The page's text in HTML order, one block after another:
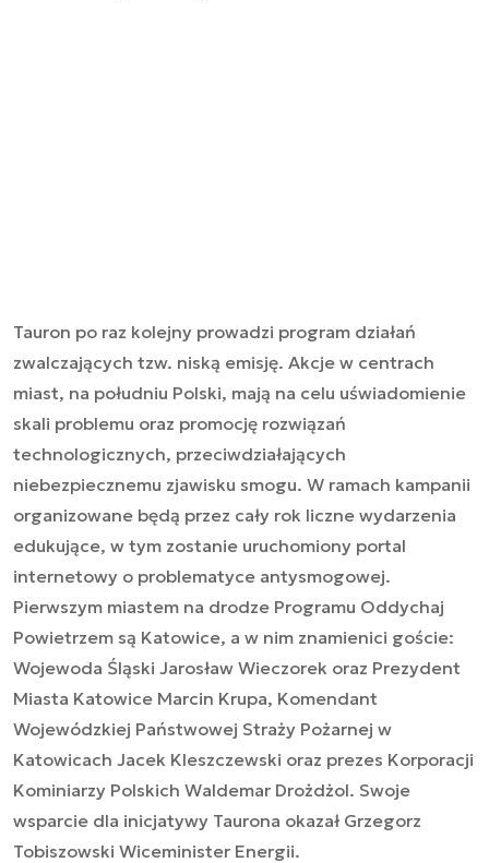
Tauron po raz kolejny prowadzi program działań
zwalczających tzw. niską emisję. Akcje w centrach
miast, na południu Polski, mają na celu uświadomienie
skali problemu oraz promocję rozwiązań
technologicznych, przeciwdziałających
niebezpiecznemu zjawisku smogu. W ramach kampanii
organizowane będą przez cały rok liczne wydarzenia
edukujące, w tym zostanie uruchomiony portal
internetowy o problematyce antysmogowej.
Pierwszym miastem na drodze Programu Oddychaj
Powietrzem są Katowice, a w nim znamienici goście:
Wojewoda Śląski Jarosław Wieczorek oraz Prezydent
Miasta Katowice Marcin Krupa, Komendant
Wojewódzkiej Państwowej Straży Pożarnej w
Katowicach Jacek Kleszczewski oraz prezes Korporacji
Kominiarzy Polskich Waldemar Drożdżol. Swoje
wsparcie dla inicjatywy Taurona okazał Grzegorz
Tobiszowski Wiceminister Energii.